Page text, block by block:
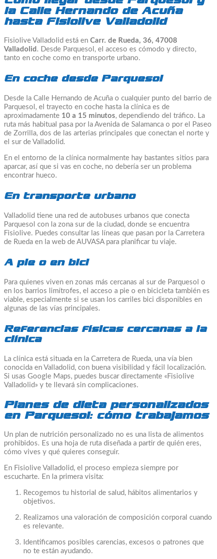
la Calle Hernando de Acuña
hasta Fisiolive Valladolid
Fisiolive Valladolid está en Carr. de Rueda, 36, 47008
Valladolid . Desde Parquesol, el acceso es cómodo y directo,
tanto en coche como en transporte urbano.
En coche desde Parquesol
Desde la Calle Hernando de Acuña o cualquier punto del barrio de
Parquesol, el trayecto en coche hasta la clínica es de
aproximadamente 10 a 15 minutos, dependiendo del tráfico. La
ruta más habitual pasa por la Avenida de Salamanca o por el Paseo
de Zorrilla, dos de las arterias principales que conectan el norte y
el sur de Valladolid.
En el entorno de la clínica normalmente hay bastantes sitios para
aparcar, así que si vas en coche, no debería ser un problema
encontrar hueco.
En transporte urbano
Valladolid tiene una red de autobuses urbanos que conecta
Parquesol con la zona sur de la ciudad, donde se encuentra
Fisiolive. Puedes consultar las líneas que pasan por la Carretera
de Rueda en la web de AUVASA para planificar tu viaje.
A pie o en bici
Para quienes viven en zonas más cercanas al sur de Parquesol o
en los barrios limítrofes, el acceso a pie o en bicicleta también es
viable, especialmente si se usan los carriles bici disponibles en
algunas de las vías principales.
Referencias físicas cercanas a la
clínica
La clínica está situada en la Carretera de Rueda, una vía bien
conocida en Valladolid, con buena visibilidad y fácil localización.
Si usas Google Maps, puedes buscar directamente «Fisiolive
Valladolid» y te llevará sin complicaciones.
Planes de dieta personalizados
en Parquesol: cómo trabajamos
Un plan de nutrición personalizado no es una lista de alimentos
prohibidos. Es una hoja de ruta diseñada a partir de quién eres,
cómo vives y qué quieres conseguir.
En Fisiolive Valladolid, el proceso empieza siempre por
escucharte. En la primera visita:
Recogemos tu historial de salud, hábitos alimentarios y
objetivos.
Realizamos una valoración de composición corporal cuando
es relevante.
Identificamos posibles carencias, excesos o patrones que
no te están ayudando.